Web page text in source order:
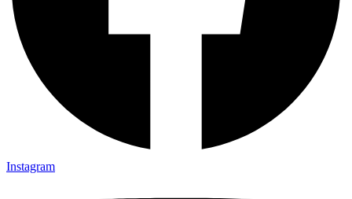
Instagram